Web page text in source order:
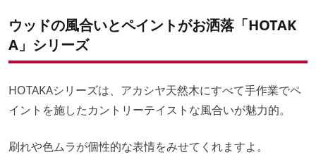
ウッドの風合いとペイントがお洒落「HOTAK
A」シリーズ
HOTAKAシリーズは、アカシヤ天然木にすべて手作業でペ
イントを施したカントリーテイストな風合いが魅力的。
刷れや色ムラが個性的な表情をみせてくれますよ。